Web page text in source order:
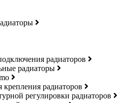
радиаторов
радиаторы
радиаторов
регулировки радиаторов